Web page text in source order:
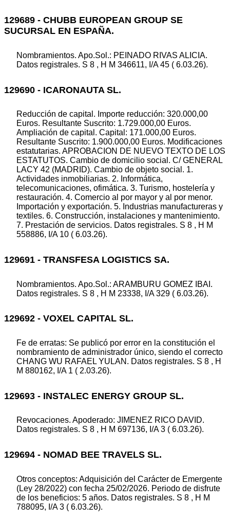
129689 - CHUBB EUROPEAN GROUP SE
SUCURSAL EN ESPAÑA.
Nombramientos. Apo.Sol.: PEINADO RIVAS ALICIA.
Datos registrales. S 8 , H M 346611, I/A 45 ( 6.03.26).
129690 - ICARONAUTA SL.
Reducción de capital. Importe reducción: 320.000,00
Euros. Resultante Suscrito: 1.729.000,00 Euros.
Ampliación de capital. Capital: 171.000,00 Euros.
Resultante Suscrito: 1.900.000,00 Euros. Modificaciones
estatutarias. APROBACION DE NUEVO TEXTO DE LOS
ESTATUTOS. Cambio de domicilio social. C/ GENERAL
LACY 42 (MADRID). Cambio de objeto social. 1.
Actividades inmobiliarias. 2. Informática,
telecomunicaciones, ofimática. 3. Turismo, hostelería y
restauración. 4. Comercio al por mayor y al por menor.
Importación y exportación. 5. Industrias manufactureras y
textiles. 6. Construcción, instalaciones y mantenimiento.
7. Prestación de servicios. Datos registrales. S 8 , H M
558886, I/A 10 ( 6.03.26).
129691 - TRANSFESA LOGISTICS SA.
Nombramientos. Apo.Sol.: ARAMBURU GOMEZ IBAI.
Datos registrales. S 8 , H M 23338, I/A 329 ( 6.03.26).
129692 - VOXEL CAPITAL SL.
Fe de erratas: Se publicó por error en la constitución el
nombramiento de administrador único, siendo el correcto
CHANG WU RAFAEL YULAN. Datos registrales. S 8 , H
M 880162, I/A 1 ( 2.03.26).
129693 - INSTALEC ENERGY GROUP SL.
Revocaciones. Apoderado: JIMENEZ RICO DAVID.
Datos registrales. S 8 , H M 697136, I/A 3 ( 6.03.26).
129694 - NOMAD BEE TRAVELS SL.
Otros conceptos: Adquisición del Carácter de Emergente
(Ley 28/2022) con fecha 25/02/2026. Periodo de disfrute
de los beneficios: 5 años. Datos registrales. S 8 , H M
788095, I/A 3 ( 6.03.26).